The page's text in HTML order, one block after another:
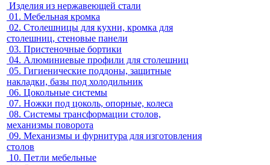
Изделия из нержавеющей стали
01. Мебельная кромка
02. Столешницы для кухни, кромка для
столешниц, стеновые панели
03. Пристеночные бортики
04. Алюминиевые профили для столешниц
05. Гигиенические поддоны, защитные
накладки, базы под холодильник
06. Цокольные системы
07. Ножки под цоколь, опорные, колеса
08. Системы трансформации столов,
механизмы поворота
09. Механизмы и фурнитура для изготовления
столов
10. Петли мебельные